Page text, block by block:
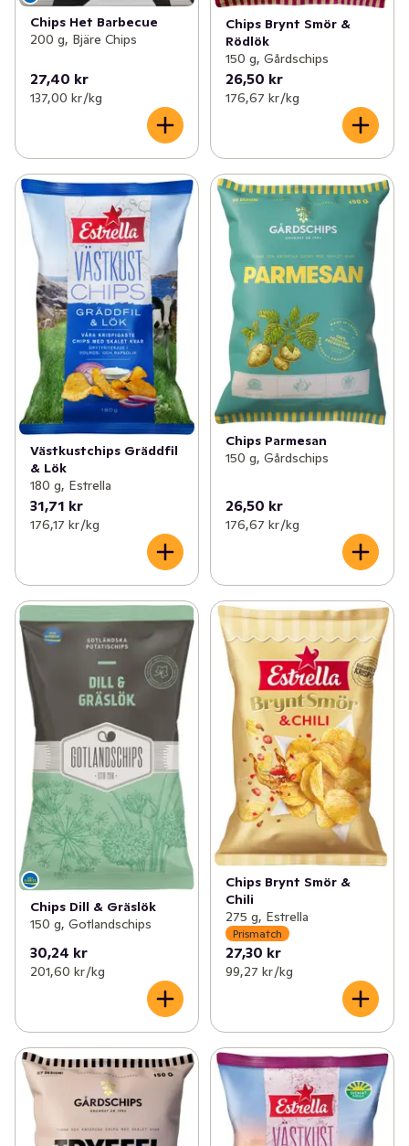
Chips Het Barbecue
200 g, Bjäre Chips
27,40 kr
137,00 kr /kg
Chips Brynt Smör &
Rödlök
150 g, Gårdschips
26,50 kr
176,67 kr /kg
Västkustchips Gräddfil
& Lök
180 g, Estrella
31,71 kr
176,17 kr /kg
Chips Parmesan
150 g, Gårdschips
26,50 kr
176,67 kr /kg
Chips Dill & Gräslök
150 g, Gotlandschips
30,24 kr
201,60 kr /kg
Chips Brynt Smör &
Chili
275 g, Estrella
Prismatch
27,30 kr
99,27 kr /kg